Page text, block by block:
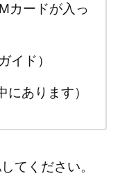
カードが入っ
イド）
あります）
てください。